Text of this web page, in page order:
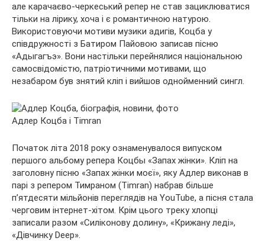
але карачаєво-черкеський репер не став зациклюватися
тільки на лірику, хоча і є романтичною натурою.
Використовуючи мотиви музики адигів, Коцба у
співдружності з Батиром Пайовою записав пісню
«Адыгагъэ». Вони настільки перейнялися національною
самосвідомістю, патріотичними мотивами, що
незабаром був знятий кліп і вийшов однойменний сингл.
Адлер Коцба і Timran
Початок літа 2018 року ознаменувалося випуском
першого альбому репера Коцбы «Запах жінки». Кліп на
заголовну пісню «Запах жінки моєї», яку Адлер виконав в
парі з репером Тимраном (Timran) набрав більше
п’ятдесяти мільйонів переглядів на YouTube, а пісня стала
черговим інтернет-хітом. Крім цього треку хлопці
записали разом «Силіконову долину», «Крижану леді»,
«Дівчинку Deep».